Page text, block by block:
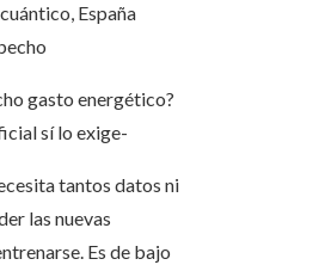
España
gasto energético?
sí lo exige-
tantos datos ni
las nuevas
Es de bajo